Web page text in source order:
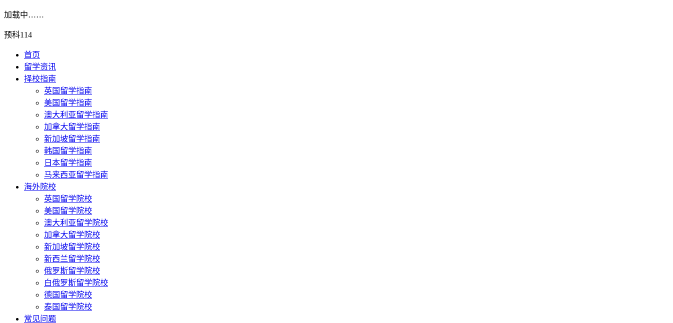
加载中……
预科114
首页
留学资讯
择校指南
英国留学指南
美国留学指南
澳大利亚留学指南
加拿大留学指南
新加坡留学指南
韩国留学指南
日本留学指南
马来西亚留学指南
海外院校
英国留学院校
美国留学院校
澳大利亚留学院校
加拿大留学院校
新加坡留学院校
新西兰留学院校
俄罗斯留学院校
白俄罗斯留学院校
德国留学院校
泰国留学院校
常见问题